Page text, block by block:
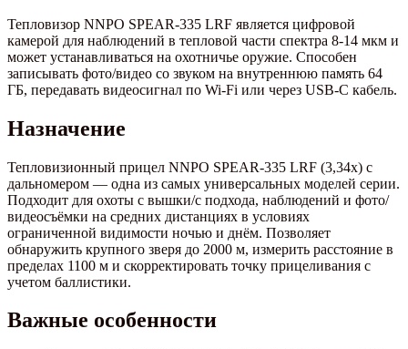
дальномером)
Тепловизор NNPO SPEAR-335 LRF является цифровой
камерой для наблюдений в тепловой части спектра 8-14 мкм и
может устанавливаться на охотничье оружие. Способен
записывать фото/видео со звуком на внутреннюю память 64
ГБ, передавать видеосигнал по Wi-Fi или через USB-C кабель.
Назначение
Тепловизионный прицел NNPO SPEAR-335 LRF (3,34x) с
дальномером — одна из самых универсальных моделей серии.
Подходит для охоты с вышки/с подхода, наблюдений и фото/
видеосъёмки на средних дистанциях в условиях
ограниченной видимости ночью и днём. Позволяет
обнаружить крупного зверя до 2000 м, измерить расстояние в
пределах 1100 м и скорректировать точку прицеливания с
учетом баллистики.
Важные особенности